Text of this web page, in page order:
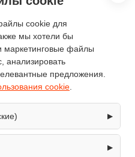
есть, электрический
71
13
нет
есть
cookie для
мы хотели бы
маркетинговые файлы
анализировать
предложения.
cookie
▶
сайта: оформление
Без них основные
▶